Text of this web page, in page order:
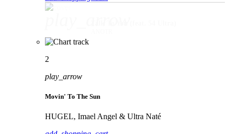
2
play_arrow
Movin' To The Sun
HUGEL, Imael Angel & Ultra Naté